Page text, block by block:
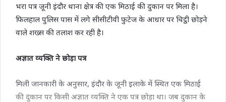
भरा पत्र जूनी इंदौर थाना क्षेत्र की एक मिठाई की दुकान पर मिला है।
फिलहाल पुलिस पास में लगे सीसीटीवी फुटेज के आधार पर चिट्ठी छोड़ने
वाले शख्स की तलाश कर रही है।
अज्ञात व्‍यक्ति ने छोड़ा पत्र
मिली जानकारी के अनुसार, इंदौर के जूनी इलाके में स्थित एक मिठाई
की दुकान पर किसी अज्ञात व्‍यक्ति ने एक पत्र छोड़ा था। जब दुकान के